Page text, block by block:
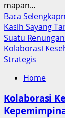
mapan...
Baca
Kasih Sayang
Suatu
Kolaborasi
Strategis
Home
Kolaborasi